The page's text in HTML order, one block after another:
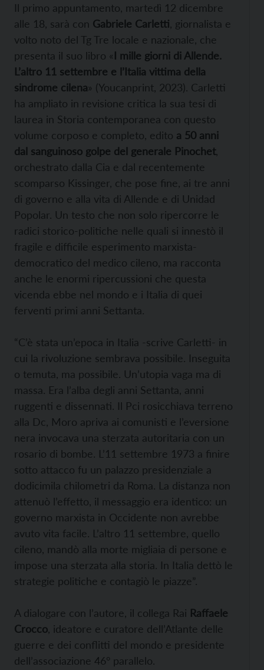
Il primo appuntamento, martedì 12 dicembre
alle 18, sarà con Gabriele Carletti , giornalista e
volto noto del Tg Tre locale e nazionale, che
presenta il suo libro «I mille giorni di Allende.
L’altro 11 settembre e l’Italia vittima della
sindrome cilena» (Youcanprint, 2023). Carletti
ha ampliato in revisione critica la sua tesi di
laurea in Storia contemporanea con questo
volume corposo e completo, edito a 50 anni
dal sanguinoso golpe del generale Pinochet,
orchestrato dalla Cia e dal recentemente
scomparso Kissinger, che pose fine, ai tre anni
di governo e alla vita di Allende e di Unidad
Popolar. Un testo che non solo ripercorre le
radici storico-politiche nelle quali si innestò il
fragile e difficile esperimento marxista-
democratico del medico cileno, ma racconta
anche le enormi ripercussioni che questa
vicenda ebbe nel mondo e i Italia di quei
ferventi primi anni Settanta.
“C’è stata un’epoca in Italia -scrive Carletti- in
cui la rivoluzione sembrava possibile. Inseguita
o temuta, ma possibile. Un’utopia vaga ma di
massa. Era l’alba degli anni Settanta, anni
ruggenti e dissennati. Il Pci rosicchiava terreno
alla Dc, Moro apriva ai comunisti e l’eversione
nera invocava una sterzata autoritaria con un
rosario di bombe. L’11 settembre 1973 a finire
sotto attacco fu un palazzo presidenziale a
dodicimila chilometri da Roma. La distanza non
attenuò l’effetto, il messaggio era identico: un
governo marxista in Occidente non avrebbe
avuto vita facile. L’altro 11 settembre, quello
cileno, mandò alla morte migliaia di persone e
impose una sterzata alla storia. In Italia dettò le
strategie politiche e contagiò le piazze”.
A dialogare con l’autore, il collega Rai Raffaele
Crocco , ideatore e curatore dell’Atlante delle
guerre e dei conflitti del mondo e presidente
dell’associazione 46° parallelo.